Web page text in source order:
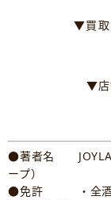
▼買取
▼店
●著者名 JOYLAB
ープ）
●免許 ・全酒類